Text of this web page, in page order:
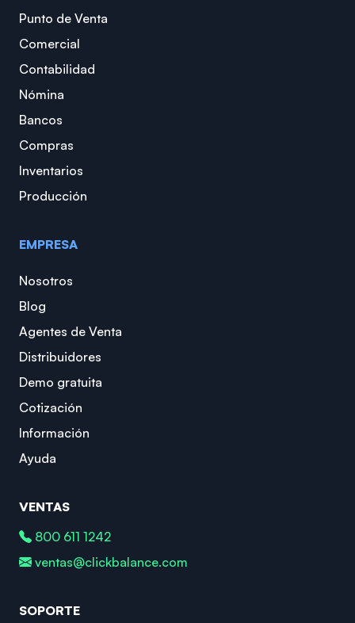
Punto de Venta
Comercial
Contabilidad
Nómina
Bancos
Compras
Inventarios
Producción
EMPRESA
Nosotros
Blog
Agentes de Venta
Distribuidores
Demo gratuita
Cotización
Información
Ayuda
VENTAS
800 611 1242
ventas@clickbalance.com
SOPORTE